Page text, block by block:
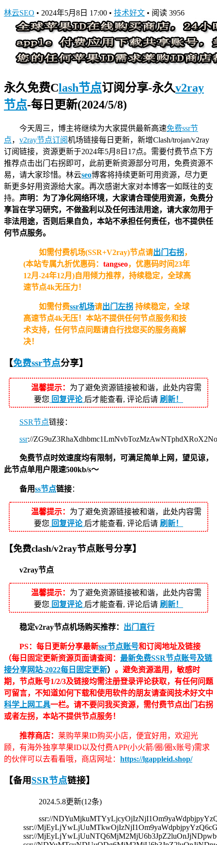
林云SEO • 2024年5月8日 17:00 • 技术好文 • 阅读 3956
永久免费Clash节点订阅分享-永久v2ray
节点-每日更新(2024/5/8)
今天周三，博主将继续为大家提供最新高速免费ssr节
点， v2ray节点订阅机场链接每日更新，新增Clash/trojan/v2ray
订阅链接，资源更新于2024年5月8日17点。需要付费节点下方
推荐点击出门右拐即可，此前更新资源部分可用，免费资源不
易，请大家珍惜。林云seo博客将持续更新可用资源，尽力更
新更多好用资源给大家。再次感谢大家对本博客一如既往的支
持。 声明：为了净化网络环境，大家请合理使用资源，免费分
享旨在学习研究，不做盈利以及任何违法用途，请大家勿用于
非法用途，否则后果自负，本站不承担任何责任，也不提供任
何节点服务。
如需付费机场(SSR+V2ray)节点请出门右拐，
(本站专属九折优惠码： tangseo，优惠码时间23年
12月-24年12月)自用倾力推荐，持续稳定，全球高
速节点4k无压力！
如需付费ssr机场请出门左拐 持续稳定，全球
高速节点4k无压！ 本站不提供任何节点服务和技
术支持，任何节点问题请自行找您买的服务商解
决！
【免费ssr节点分享】
温馨提示： 为了避免资源链接被和谐，此处内容需
要您 回复评论 后才能查看, 评论后请 刷新！
SSR节点链接：
ssr://
免费节点时效速度均有限制，可满足简单上网，望见谅，
此节点单用户限速500kb/s～
备用ss节点链接：
温馨提示： 为了避免资源链接被和谐，此处内容需
要您 回复评论 后才能查看, 评论后请 刷新！
【免费clash/v2ray节点账号分享】
v2ray节点
温馨提示： 为了避免资源链接被和谐，此处内容需
要您 回复评论 后才能查看, 评论后请 刷新！
稳定v2ray节点机场购买推荐： 出门直行
PS：每日更新分享最新ssr节点账号和订阅地址及链接
（每日固定更新资源页面请查阅： 最新免费SSR节点账号及链
接分享网站-2022每日固定更新） 。避免资源滥用，敏感时
期，节点账号1/2/3及链接均需注册登录评论获取，有任何问题
可留言，不知道如何下载和使用软件的朋友请查阅技术好文中
科学上网工具一栏。请不要问我买资源，需付费节点出门右拐
或者左拐，本站不提供节点服务！
推荐商店： 莱购苹果ID购买小店，便宜好用，欢迎光
顾，有海外独享苹果ID以及付费APP(小火箭/圈/圈x账号)需求
的伙伴可以去看看哦，商店网址： https://lgappleid.shop/
【备用SSR节点链接】
2024.5.8更新(12条)
ssr://
ssr://
ssr://